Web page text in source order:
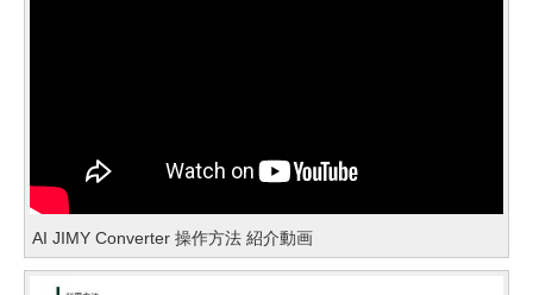
AI JIMY Converter 操作方法 紹介動画